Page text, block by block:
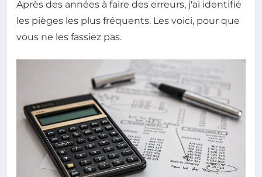
Après des années à faire des erreurs, j'ai identifié
les pièges les plus fréquents. Les voici, pour que
vous ne les fassiez pas.